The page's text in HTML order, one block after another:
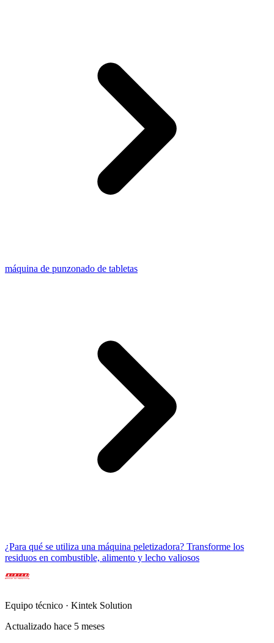
máquina de punzonado de tabletas
¿Para qué se utiliza una máquina peletizadora? Transforme los
residuos en combustible, alimento y lecho valiosos
Equipo técnico · Kintek Solution
Actualizado hace 5 meses